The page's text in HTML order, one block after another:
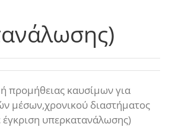
προμήθειας καυσίμων για
μέσων,χρονικού διαστήματος
υπερκατανάλωσης)